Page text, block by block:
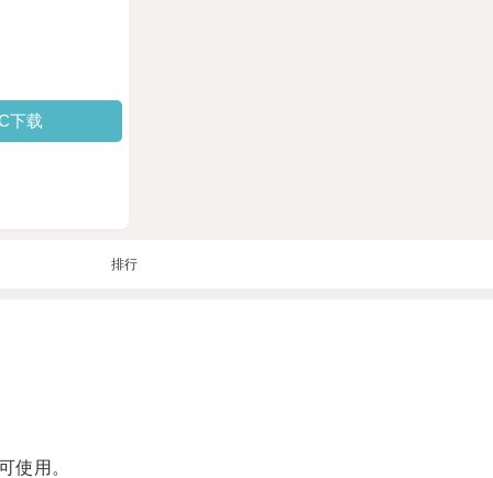
下载
排行
使用。